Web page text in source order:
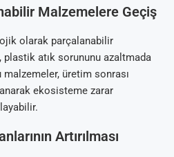
Malzemelere Geçiş
olarak parçalanabilir
plastik atık sorununu azaltmada
üretim sonrası
ekosisteme zarar
Artırılması